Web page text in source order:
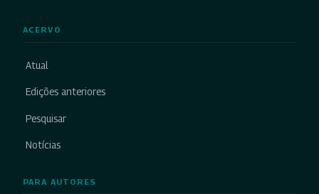
ACERVO
Atual
Edições anteriores
Pesquisar
Notícias
PARA AUTORES